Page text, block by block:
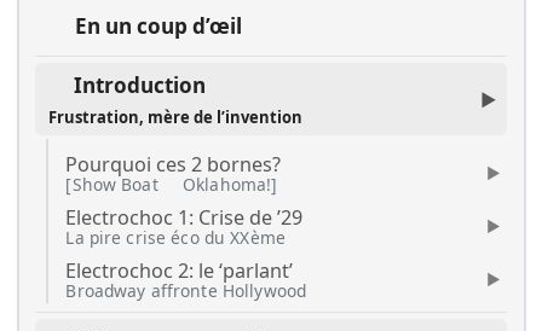
En un coup d’œil
Introduction
Frustration, mère de l’invention
Pourquoi ces 2 bornes?
[Show Boat Oklahoma!]
Electrochoc 1: Crise de ’29
La pire crise éco du XXème
Electrochoc 2: le ‘parlant’
Broadway affronte Hollywood